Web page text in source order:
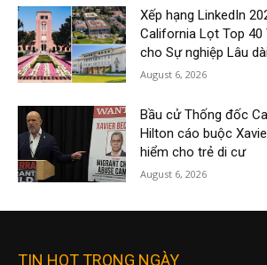
Xếp hạng LinkedIn
California Lọt Top
cho Sự nghiệp Lâu dài
August 6, 2026
Bầu cử Thống đốc
Hilton cáo buộc
hiểm cho trẻ di cư
August 6, 2026
TIN HOT TRONG NGÀY